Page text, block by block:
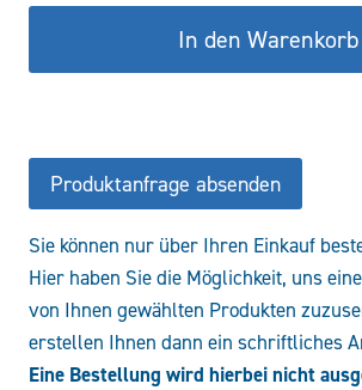
100
Menge
In den Warenkorb
Produktanfrage absenden
Sie können nur über Ihren Einkauf
Hier haben Sie die Möglichkeit, uns
von Ihnen gewählten Produkten
erstellen Ihnen dann ein schriftliches
Eine Bestellung wird hierbei nicht